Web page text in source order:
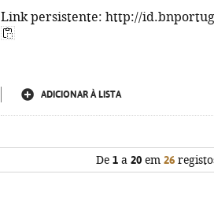
Link persistente: http://
ADICIONAR À LISTA
De 1a 20em 26